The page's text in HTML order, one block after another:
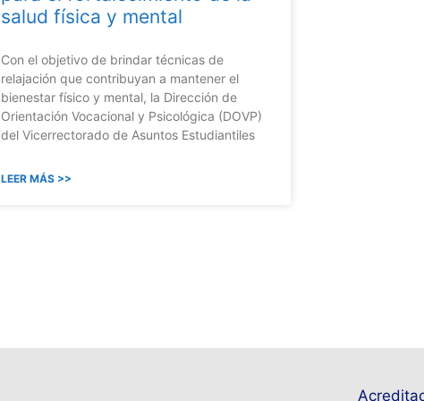
salud física y mental
Con el objetivo de brindar técnicas de
relajación que contribuyan a mantener el
bienestar físico y mental, la Dirección de
Orientación Vocacional y Psicológica (DOVP)
del Vicerrectorado de Asuntos Estudiantiles
LEER MÁS >>